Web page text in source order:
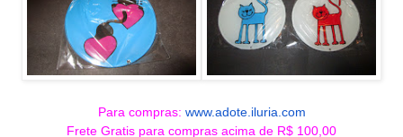
Para compras: www.adote.iluria.com
Frete Gratis para compras acima de R$ 100,00